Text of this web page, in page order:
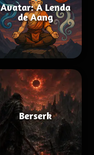
Avatar: A Lenda
de Aang
Berserk